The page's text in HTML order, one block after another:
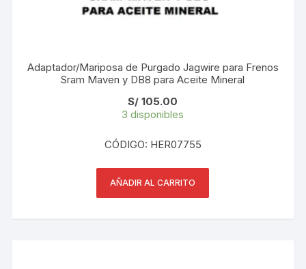
Adaptador/Mariposa de Purgado Jagwire para Frenos
Sram Maven y DB8 para Aceite Mineral
S/ 105.00
3 disponibles
CÓDIGO: HER07755
AÑADIR AL CARRITO